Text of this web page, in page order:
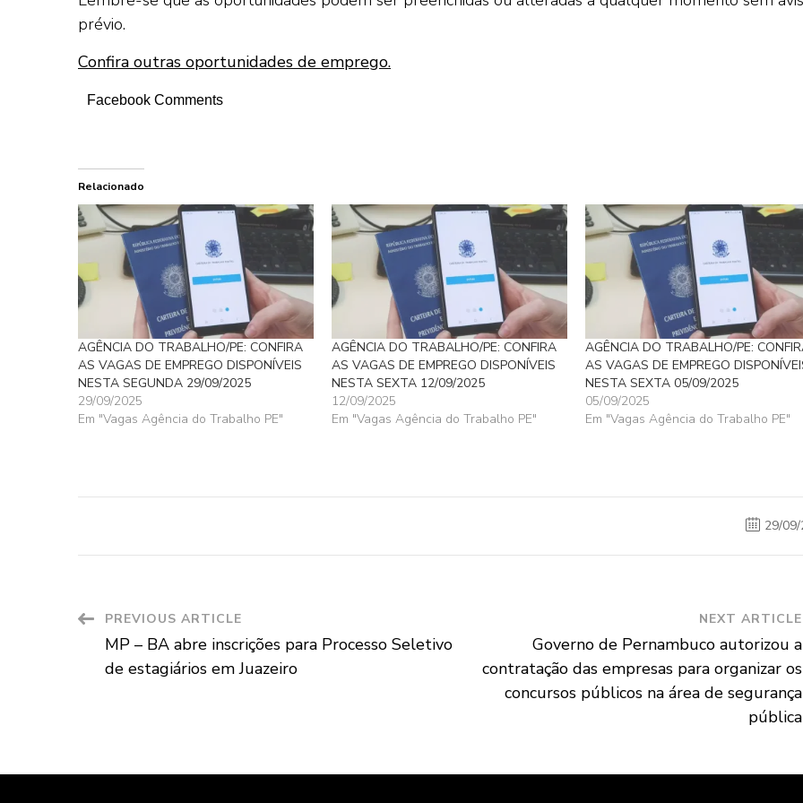
prévio.
Confira outras oportunidades de emprego.
Facebook Comments
Relacionado
AGÊNCIA DO TRABALHO/PE: CONFIRA
AS VAGAS DE EMPREGO DISPONÍVEIS
NESTA SEGUNDA 29/09/2025
29/09/2025
Em "Vagas Agência do Trabalho PE"
AGÊNCIA DO TRABALHO/PE: CONFIRA
AS VAGAS DE EMPREGO DISPONÍVEIS
NESTA SEXTA 12/09/2025
12/09/2025
Em "Vagas Agência do Trabalho PE"
AGÊNCIA DO TRABALHO/PE:
AS VAGAS DE EMPREGO
NESTA SEXTA 05/09/2025
05/09/2025
Em "Vagas Agência do Trabalho PE"
29/
Post
Navigation
PREVIOUS ARTICLE
MP – BA abre inscrições para Processo Seletivo
de estagiários em Juazeiro
NEXT ARTICLE
Governo de Pernambuco autorizou a
contratação das empresas para organizar os
concursos públicos na área de segurança
pública